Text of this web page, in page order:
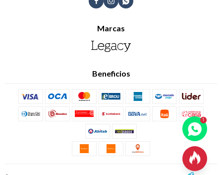
Marcas
Beneficios

Locales